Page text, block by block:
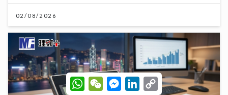
02/08/2026
W
h
W
e
M
e
L
C
o